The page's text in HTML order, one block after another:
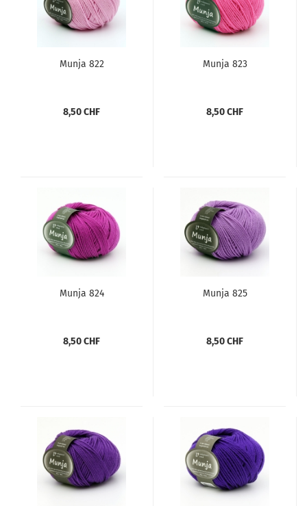
Munja 822
8,50 CHF
Munja 823
8,50 CHF
Munja 824
8,50 CHF
Munja 825
8,50 CHF